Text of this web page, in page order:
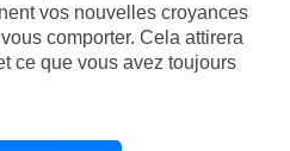
vos nouvelles croyances
comporter. Cela attirera
ce que vous avez toujours